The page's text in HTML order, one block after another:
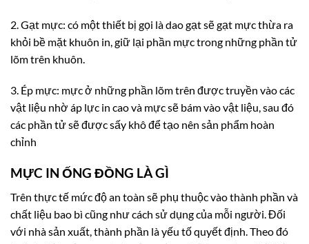
2. Gạt mực: có một thiết bị gọi là dao gạt sẽ gạt mực thừa ra
khỏi bề mặt khuôn in, giữ lại phần mực trong những phần tử
lõm trên khuôn.
3. Ép mực: mực ở những phần lõm trên được truyền vào các
vật liệu nhờ áp lực in cao và mực sẽ bám vào vật liệu, sau đó
các phần tử sẽ được sấy khô để tạo nên sản phẩm hoàn
chỉnh
MỰC IN ỐNG ĐỒNG LÀ GÌ
Trên thực tế mức độ an toàn sẽ phụ thuộc vào thành phần và
chất liệu bao bì cũng như cách sử dụng của mỗi người. Đối
với nhà sản xuất, thành phần là yếu tố quyết định. Theo đó